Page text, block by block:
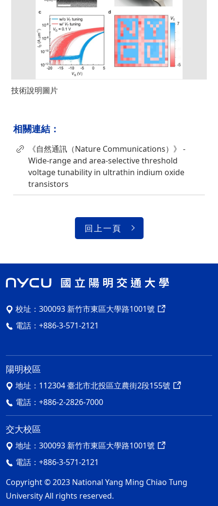
技術說明圖片
相關連結：
《自然通訊（Nature Communications）》 -
Wide-range and area-selective threshold
voltage tunability in ultrathin indium oxide
transistors
回上一頁
校址： 300093 新竹市東區大學路1001號
電話： +886-3-571-2121
陽明校區
地址： 112304 臺北市北投區立農街2段155號
電話： +886-2-2826-7000
交大校區
地址： 300093 新竹市東區大學路1001號
電話： +886-3-571-2121
Copyright © 2023 National Yang Ming Chiao Tung
University All rights reserved.